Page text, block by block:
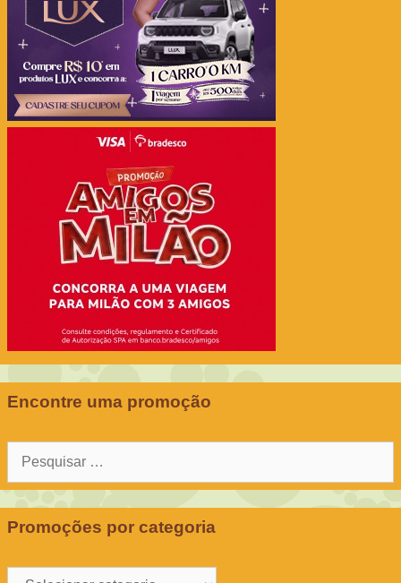
Encontre uma promoção
Pesquisar
Promoções por categoria
Promoções